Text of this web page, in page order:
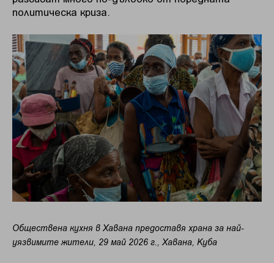
политическа криза.
Обществена кухня в Хавана предоставя храна за най-
уязвимите жители, 29 май 2026 г., Хавана, Куба